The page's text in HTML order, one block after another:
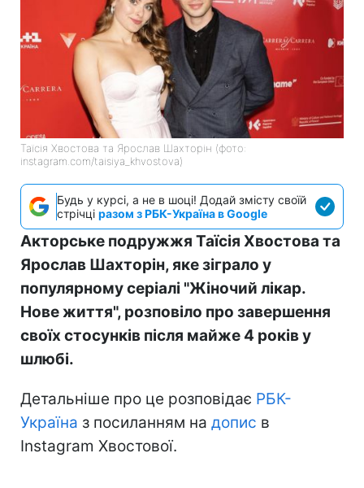
Таїсія Хвостова та Ярослав Шахторін (фото:
instagram.com/taisiya_khvostova)
Будь у курсі, а не в шоці! Додай змісту своїй
стрічці разом з РБК-Україна в Google
Акторське подружжя Таїсія Хвостова та
Ярослав Шахторін, яке зіграло у
популярному серіалі "Жіночий лікар.
Нове життя", розповіло про завершення
своїх стосунків після майже 4 років у
шлюбі.
Детальніше про це розповідає РБК-
Україна з посиланням на допис в
Instagram Хвостової.